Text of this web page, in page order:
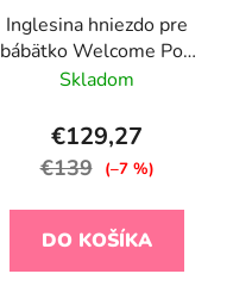
Inglesina hniezdo pre
bábätko Welcome Pod
Peaceful Blue
Skladom
€129,27
€139 (–7 %)
DO KOŠÍKA